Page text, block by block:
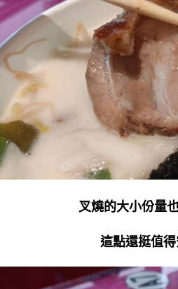
叉燒的大小份量
這點還挺值